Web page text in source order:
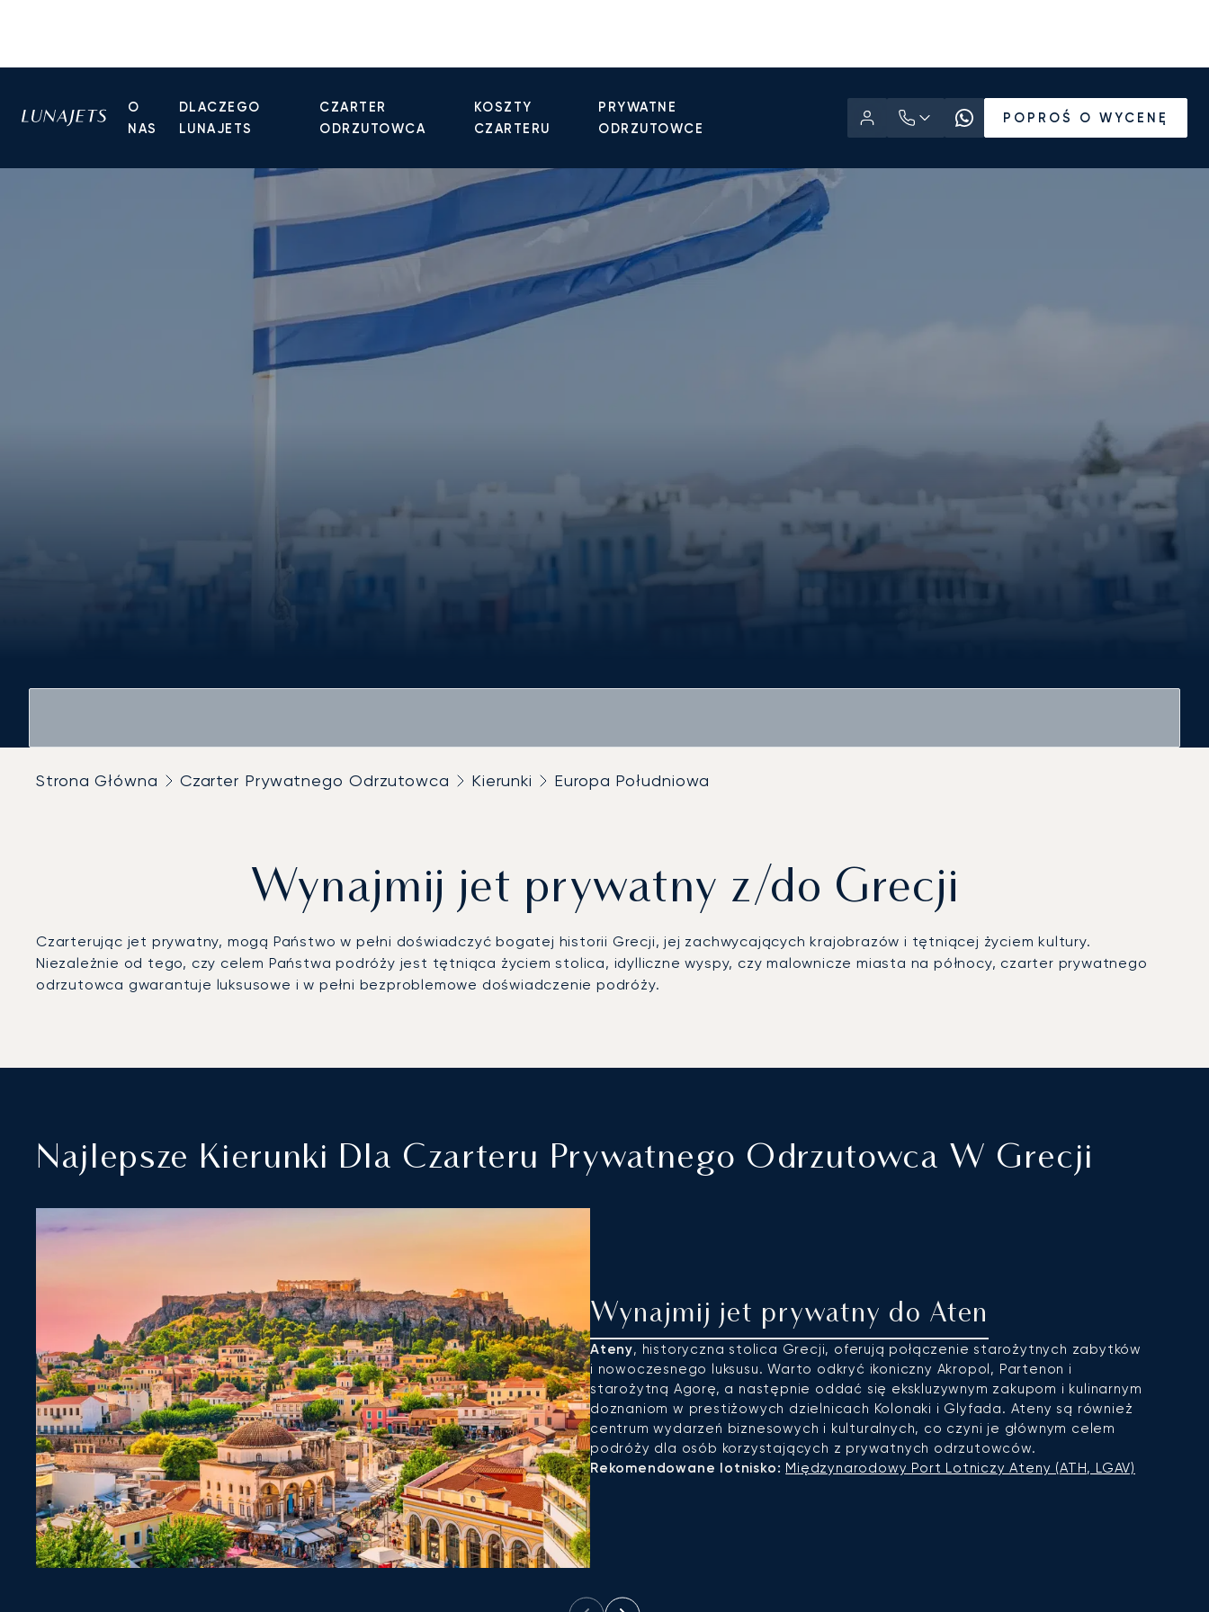
O
NAS
DLACZEGO
LUNAJETS
CZARTER
ODRZUTOWCA
KOSZTY
CZARTERU
PRYWATNE
ODRZUTOWCE
POPROŚ O WYCENĘ
Strona Główna Czarter Prywatnego Odrzutowca Kierunki Europa Południowa
Wynajmij jet prywatny z/do Grecji
Czarterując jet prywatny, mogą Państwo w pełni doświadczyć bogatej historii Grecji, jej zachwycających krajobrazów i tętniącej życiem kultury.
Niezależnie od tego, czy celem Państwa podróży jest tętniąca życiem stolica, idylliczne wyspy, czy malownicze miasta na północy, czarter prywatnego
odrzutowca gwarantuje luksusowe i w pełni bezproblemowe doświadczenie podróży.
Najlepsze Kierunki Dla Czarteru Prywatnego Odrzutowca W Grecji
Wynajmij jet prywatny do Aten
Ateny, historyczna stolica Grecji, oferują połączenie starożytnych zabytków
i nowoczesnego luksusu. Warto odkryć ikoniczny Akropol, Partenon i
starożytną Agorę, a następnie oddać się ekskluzywnym zakupom i kulinarnym
doznaniom w prestiżowych dzielnicach Kolonaki i Glyfada. Ateny są również
centrum wydarzeń biznesowych i kulturalnych, co czyni je głównym celem
podróży dla osób korzystających z prywatnych odrzutowców.
Rekomendowane lotnisko: Międzynarodowy Port Lotniczy Ateny (ATH, LGAV)